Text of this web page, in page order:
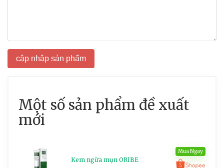
cập nhập sản phẩm
Một số sản phẩm đề xuất
mới
Kem ngừa mụn ORIBE
Mua Ngay